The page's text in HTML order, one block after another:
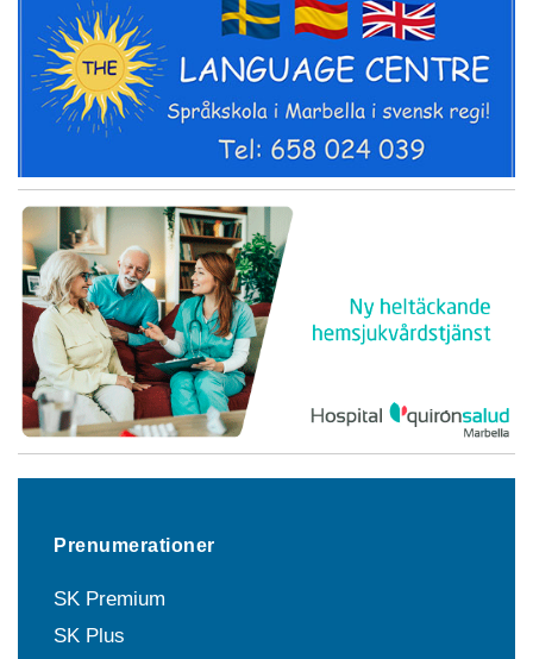
Prenumerationer
SK Premium
SK Plus